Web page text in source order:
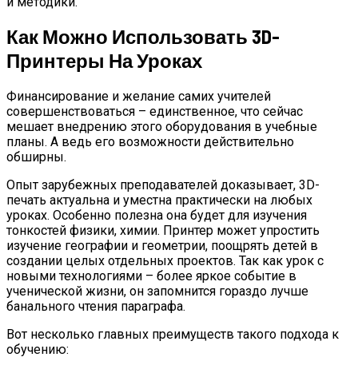
Как Можно Использовать 3D-
Принтеры На Уроках
Финансирование и желание самих учителей
совершенствоваться – единственное, что сейчас
мешает внедрению этого оборудования в учебные
планы. А ведь его возможности действительно
обширны.
Опыт зарубежных преподавателей доказывает, 3D-
печать актуальна и уместна практически на любых
уроках. Особенно полезна она будет для изучения
тонкостей физики, химии. Принтер может упростить
изучение географии и геометрии, поощрять детей в
создании целых отдельных проектов. Так как урок с
новыми технологиями – более яркое событие в
ученической жизни, он запомнится гораздо лучше
банального чтения параграфа.
Вот несколько главных преимуществ такого подхода к
обучению: